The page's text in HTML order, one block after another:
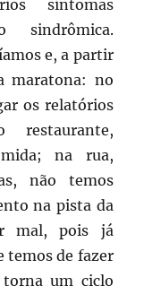
sintomas
sindrômica.
e, a partir
maratona: no
os relatórios
na rua,
não temos
na pista da
mal, pois já
temos de fazer
um ciclo